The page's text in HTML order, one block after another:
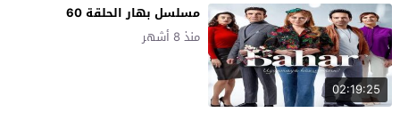
02:19:25
مسلسل بهار الحلقة 60
منذ 8 أشهر